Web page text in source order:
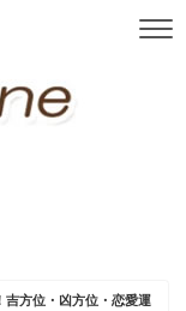
吉方位・凶方位・恋愛運